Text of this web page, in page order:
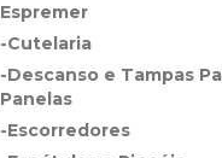
Espremer
-Cutelaria
-Descanso e Tampas
Panelas
-Escorredores